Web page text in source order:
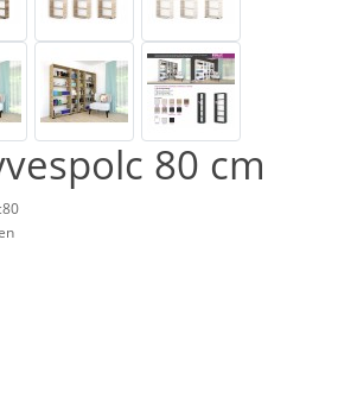
80 cm